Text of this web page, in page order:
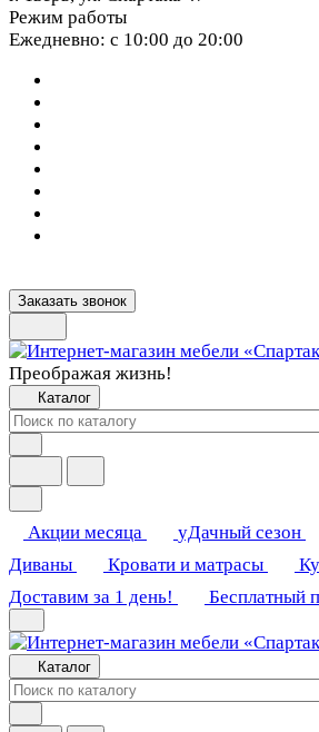
Режим работы
Ежедневно: с 10:00 до 20:00
Заказать звонок
Преображая жизнь!
Каталог
Акции месяца уДачный сезон
Диваны
Кровати и матрасы
Доставим за 1 день!
Бесплатный
Каталог